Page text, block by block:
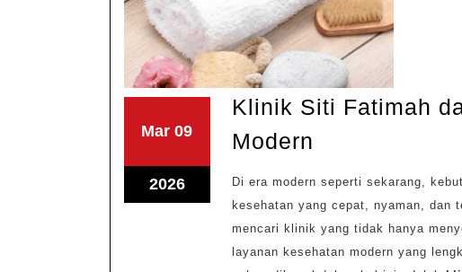
MarMaret
2026
09Maret
2026Maret
9,
Klinik Siti Fatimah
Modern
Fatimah
dan
Layanan
Di era modern seperti sekarang,
kesehatan yang cepat, nyaman, dan
mencari klinik yang tidak hanya
layanan kesehatan modern yang